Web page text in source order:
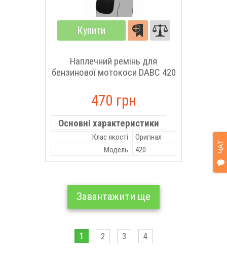
Купити
Наплечний ремінь для
бензинової мотокоси DABC 420
470 грн
Основні характеристики
Клас якості
Оригінал
Модель
420
Завантажити ще
1 2 3 4